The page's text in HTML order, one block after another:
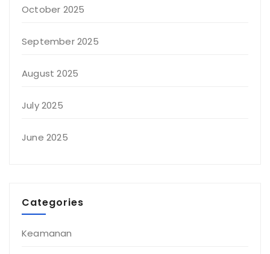
October 2025
September 2025
August 2025
July 2025
June 2025
Categories
Keamanan